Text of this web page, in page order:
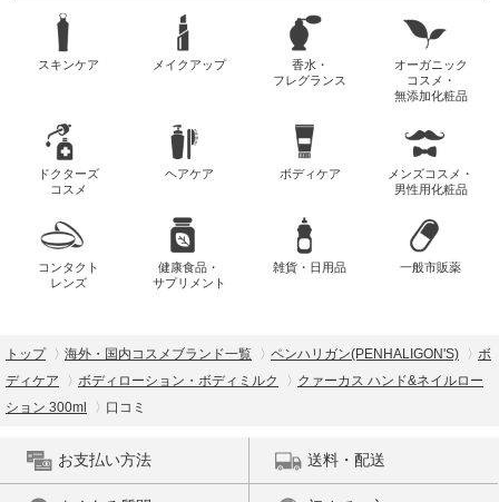
スキンケア メイクアップ
香水・
フレグランス
オーガニック
コスメ・
無添加化粧品
ドクターズ
コスメ
ヘアケア ボディケア
メンズコスメ・
男性用化粧品
コンタクト
レンズ
健康食品・
サプリメント
雑貨・日用品 一般市販薬
トップ 海外・国内コスメブランド一覧 ペンハリガン(PENHALIGON'S)
ボ
ディケア
ボディローション・ボディミルク
クァーカス ハンド&ネイルロー
ション 300ml
口コミ
お支払い方法 送料・配送